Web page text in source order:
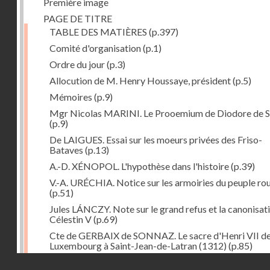
PAGE DE TITRE
TABLE DES MATIÈRES (p.397)
Comité d'organisation(p.1)
Ordre du jour(p.3)
Allocution de M. Henry Houssaye, président(p.5)
Mémoires (p.9)
Mgr Nicolas MARINI. Le Prooemium de Diodore de
(p.9)
De LAIGUES. Essai sur les moeurs privées des Friso-
Bataves (p.13)
A.-D. XÉNOPOL. L'hypothèse dans l'histoire(p.39)
V.-A. URÉCHIA. Notice sur les armoiries du peuple
(p.51)
Jules LÁNCZY. Note sur le grand refus et la
Célestin V(p.69)
Cte de GERBAIX de SONNAZ. Le sacre d'Henri VII
Luxembourg à Saint-Jean-de-Latran (1312) (p.85)